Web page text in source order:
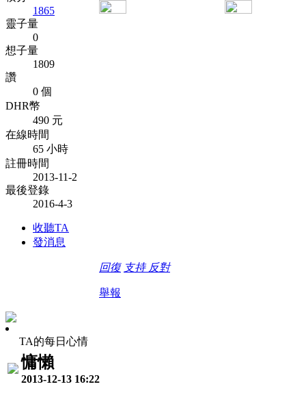
1865
靈子量
0
想子量
1809
讚
0 個
DHR幣
490 元
在線時間
65 小時
註冊時間
2013-11-2
最後登錄
2016-4-3
收聽TA
發消息
回復 支持 反對
舉報
TA的每日心情
慵懶
2013-12-13 16:22